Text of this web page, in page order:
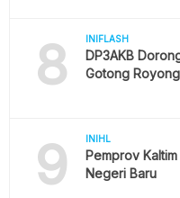
8 INIFLASH
DP3AKB
Gotong
9 INIHL
Pemprov
Negeri Baru